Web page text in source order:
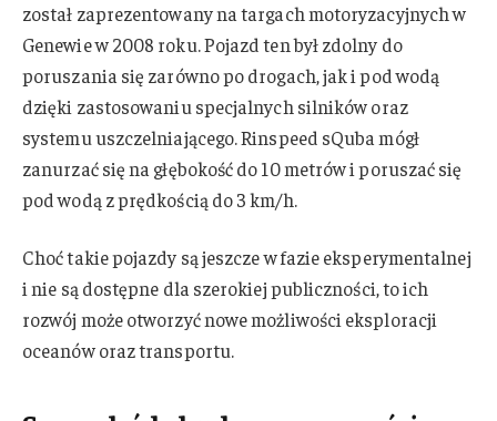
został zaprezentowany na targach motoryzacyjnych w
Genewie w 2008 roku. Pojazd ten był zdolny do
poruszania się zarówno po drogach, jak i pod wodą
dzięki zastosowaniu specjalnych silników oraz
systemu uszczelniającego. Rinspeed sQuba mógł
zanurzać się na głębokość do 10 metrów i poruszać się
pod wodą z prędkością do 3 km/h.
Choć takie pojazdy są jeszcze w fazie eksperymentalnej
i nie są dostępne dla szerokiej publiczności, to ich
rozwój może otworzyć nowe możliwości eksploracji
oceanów oraz transportu.